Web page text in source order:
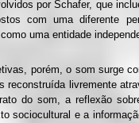
por Schafer, que
com uma diferente
uma entidade
porém, o som surge
reconstruída livremente
do som, a reflexão
sociocultural e a